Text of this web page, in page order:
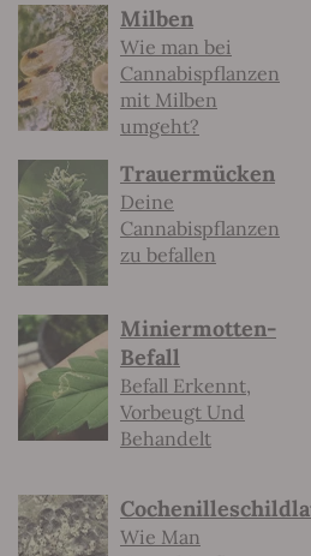
Milben
Wie man bei
Cannabispflanzen
mit Milben
umgeht?
Trauermücken
Deine
Cannabispflanzen
zu befallen
Miniermotten-
Befall
Befall Erkennt,
Vorbeugt Und
Behandelt
Wie Man